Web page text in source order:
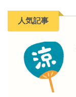
人気記事